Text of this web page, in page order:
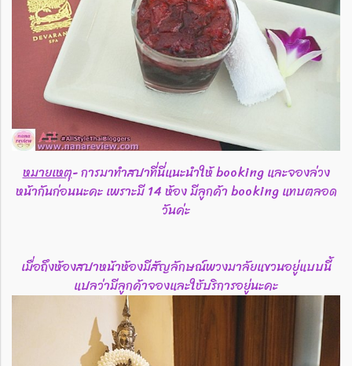
หมายเหตุ- การมาทำสปาที่นี่แนะนำให้ booking และจองล่วง
หน้ากันก่อนนะคะ เพราะมี 14 ห้อง มีลูกค้า booking แทบตลอด
วันค่ะ
เมื่อถึงห้องสปาหน้าห้องมีสัญลักษณ์พวงมาลัยแขวนอยู่แบบนี้
แปลว่ามีลูกค้าจองและใช้บริการอยู่นะคะ